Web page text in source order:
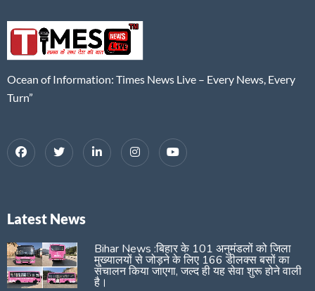
Ocean of Information: Times News Live – Every News, Every
Turn”
Latest News
Bihar News :बिहार के 101 अनुमंडलों को जिला
मुख्यालयों से जोड़ने के लिए 166 डीलक्स बसों का
संचालन किया जाएगा, जल्द ही यह सेवा शुरू होने वाली
है।